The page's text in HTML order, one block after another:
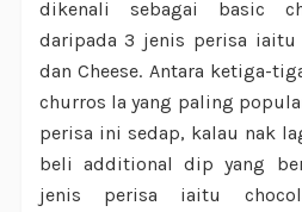
dikenali sebagai basic
daripada 3 jenis perisa iaitu
dan Cheese. Antara ketiga-
churros la yang paling
perisa ini sedap, kalau nak
beli additional dip yang
jenis perisa iaitu